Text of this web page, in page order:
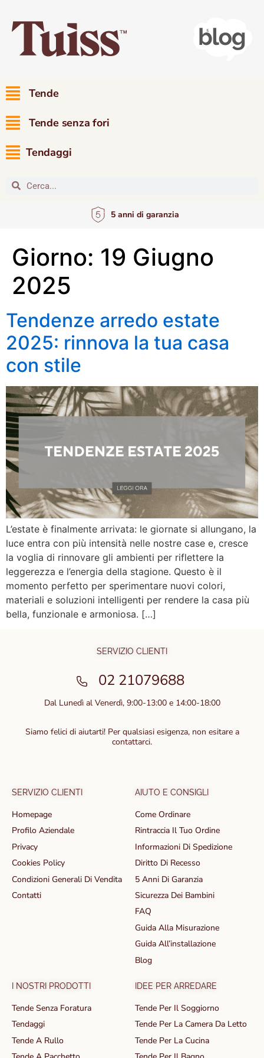
Tende
Tende senza fori
Tendaggi
5 anni di garanzia
Giorno: 19 Giugno
2025
Tendenze arredo estate
2025: rinnova la tua casa
con stile
L’estate è finalmente arrivata: le giornate si allungano, la
luce entra con più intensità nelle nostre case e, cresce
la voglia di rinnovare gli ambienti per riflettere la
leggerezza e l’energia della stagione. Questo è il
momento perfetto per sperimentare nuovi colori,
materiali e soluzioni intelligenti per rendere la casa più
bella, funzionale e armoniosa. […]
SERVIZIO CLIENTI
02 21079688
Dal Lunedì al Venerdì, 9:00-13:00 e 14:00-18:00
Siamo felici di aiutarti! Per qualsiasi esigenza, non esitare a
contattarci.
SERVIZIO CLIENTI
Homepage
Profilo Aziendale
Privacy
Cookies Policy
Condizioni Generali Di Vendita
Contatti
AIUTO E CONSIGLI
Come Ordinare
Rintraccia Il Tuo Ordine
Informazioni Di Spedizione
Diritto Di Recesso
5 Anni Di Garanzia
Sicurezza Dei Bambini
FAQ
Guida Alla Misurazione
Guida All’installazione
Blog
I NOSTRI PRODOTTI
Tende Senza Foratura
Tendaggi
Tende A Rullo
IDEE PER ARREDARE
Tende Per Il Soggiorno
Tende Per La Camera Da Letto
Tende Per La Cucina